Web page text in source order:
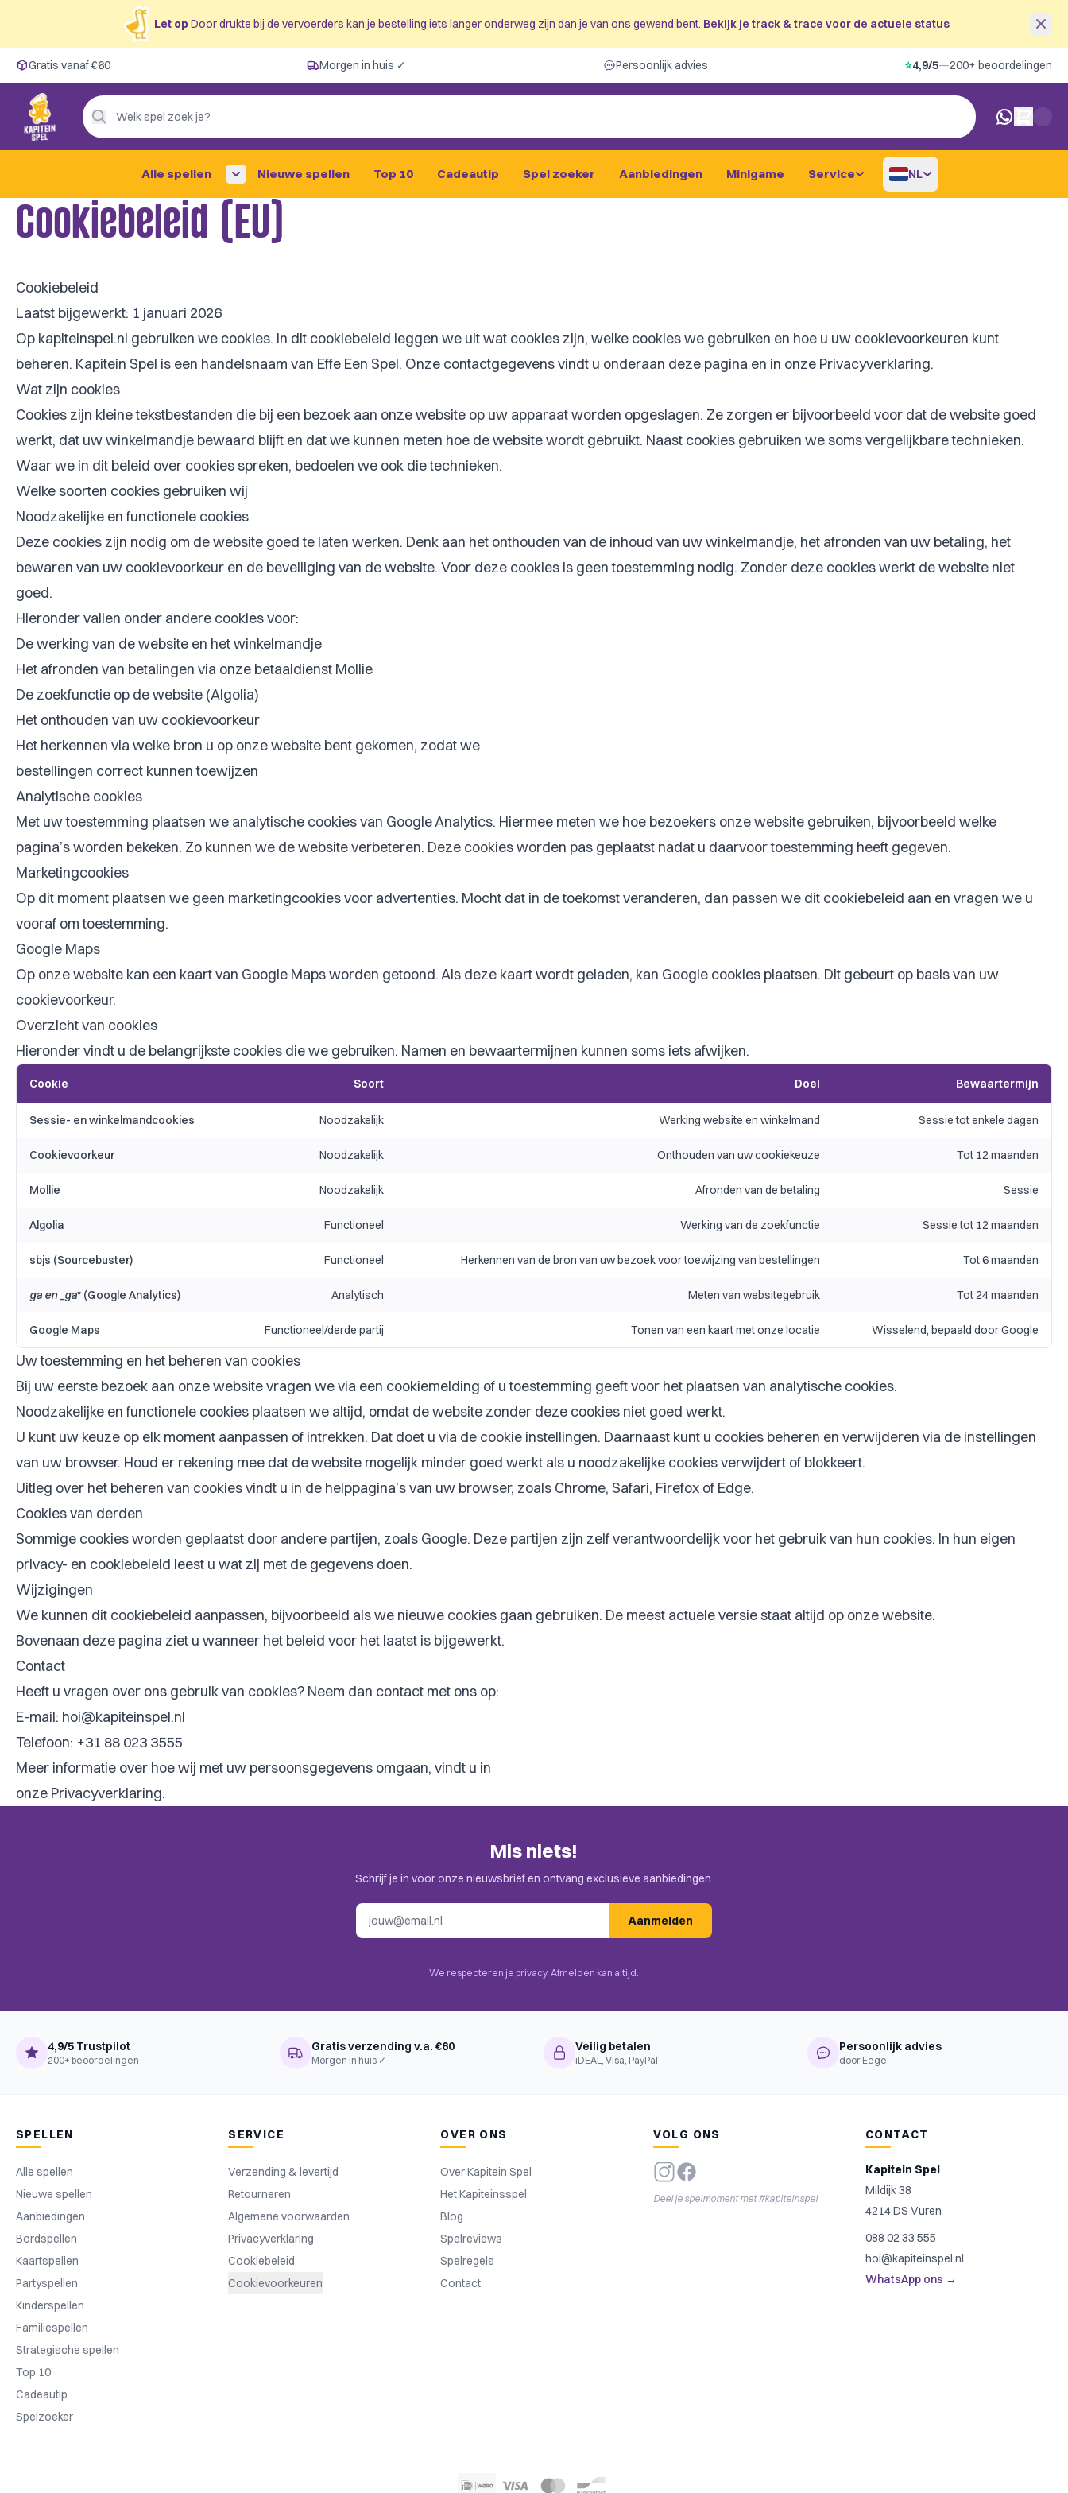
Let opDoor drukte bij de vervoerders kan je bestelling iets langer onderweg zijn dan je van ons gewend bent. Bekijk je track & trace voor de actuele status
Gratis vanaf €60
Morgen in huis ✓
Persoonlijk advies
4,9/5 —
200+ beoordelingen
Gratis vanaf €60 Morgen in huis ✓ Persoonlijk advies ⭐4,9/5—200+ beoordelingen
Welk spel zoek je?
0 artikelen
Alle spellen Nieuwe spellen Top 10 Cadeautip Spel zoeker Aanbiedingen Minigame Service NL
Cookiebeleid (EU)
Cookiebeleid
Laatst bijgewerkt: 1 januari 2026
Op kapiteinspel.nl gebruiken we cookies. In dit cookiebeleid leggen we uit wat cookies zijn, welke cookies we gebruiken en hoe u uw cookievoorkeuren kunt
beheren. Kapitein Spel is een handelsnaam van Effe Een Spel. Onze contactgegevens vindt u onderaan deze pagina en in onze Privacyverklaring.
Wat zijn cookies
Cookies zijn kleine tekstbestanden die bij een bezoek aan onze website op uw apparaat worden opgeslagen. Ze zorgen er bijvoorbeeld voor dat de website goed
werkt, dat uw winkelmandje bewaard blijft en dat we kunnen meten hoe de website wordt gebruikt. Naast cookies gebruiken we soms vergelijkbare technieken.
Waar we in dit beleid over cookies spreken, bedoelen we ook die technieken.
Welke soorten cookies gebruiken wij
Noodzakelijke en functionele cookies
Deze cookies zijn nodig om de website goed te laten werken. Denk aan het onthouden van de inhoud van uw winkelmandje, het afronden van uw betaling, het
bewaren van uw cookievoorkeur en de beveiliging van de website. Voor deze cookies is geen toestemming nodig. Zonder deze cookies werkt de website niet
goed.
Hieronder vallen onder andere cookies voor:
De werking van de website en het winkelmandje
Het afronden van betalingen via onze betaaldienst Mollie
De zoekfunctie op de website (Algolia)
Het onthouden van uw cookievoorkeur
Het herkennen via welke bron u op onze website bent gekomen, zodat we
bestellingen correct kunnen toewijzen
Analytische cookies
Met uw toestemming plaatsen we analytische cookies van Google Analytics. Hiermee meten we hoe bezoekers onze website gebruiken, bijvoorbeeld welke
pagina’s worden bekeken. Zo kunnen we de website verbeteren. Deze cookies worden pas geplaatst nadat u daarvoor toestemming heeft gegeven.
Marketingcookies
Op dit moment plaatsen we geen marketingcookies voor advertenties. Mocht dat in de toekomst veranderen, dan passen we dit cookiebeleid aan en vragen we u
vooraf om toestemming.
Google Maps
Op onze website kan een kaart van Google Maps worden getoond. Als deze kaart wordt geladen, kan Google cookies plaatsen. Dit gebeurt op basis van uw
cookievoorkeur.
Overzicht van cookies
Hieronder vindt u de belangrijkste cookies die we gebruiken. Namen en bewaartermijnen kunnen soms iets afwijken.
Cookie Soort Doel Bewaartermijn
Sessie- en winkelmandcookies Noodzakelijk Werking website en winkelmand Sessie tot enkele dagen
Cookievoorkeur Noodzakelijk Onthouden van uw cookiekeuze Tot 12 maanden
Mollie Noodzakelijk Afronden van de betaling Sessie
Algolia Functioneel Werking van de zoekfunctie Sessie tot 12 maanden
sbjs (Sourcebuster) Functioneel Herkennen van de bron van uw bezoek voor toewijzing van bestellingen Tot 6 maanden
ga en _ga* (Google Analytics) Analytisch Meten van websitegebruik Tot 24 maanden
Google Maps Functioneel/derde partij Tonen van een kaart met onze locatie Wisselend, bepaald door Google
Uw toestemming en het beheren van cookies
Bij uw eerste bezoek aan onze website vragen we via een cookiemelding of u toestemming geeft voor het plaatsen van analytische cookies.
Noodzakelijke en functionele cookies plaatsen we altijd, omdat de website zonder deze cookies niet goed werkt.
U kunt uw keuze op elk moment aanpassen of intrekken. Dat doet u via de cookie instellingen. Daarnaast kunt u cookies beheren en verwijderen via de instellingen
van uw browser. Houd er rekening mee dat de website mogelijk minder goed werkt als u noodzakelijke cookies verwijdert of blokkeert.
Uitleg over het beheren van cookies vindt u in de helppagina’s van uw browser, zoals Chrome, Safari, Firefox of Edge.
Cookies van derden
Sommige cookies worden geplaatst door andere partijen, zoals Google. Deze partijen zijn zelf verantwoordelijk voor het gebruik van hun cookies. In hun eigen
privacy- en cookiebeleid leest u wat zij met de gegevens doen.
Wijzigingen
We kunnen dit cookiebeleid aanpassen, bijvoorbeeld als we nieuwe cookies gaan gebruiken. De meest actuele versie staat altijd op onze website.
Bovenaan deze pagina ziet u wanneer het beleid voor het laatst is bijgewerkt.
Contact
Heeft u vragen over ons gebruik van cookies? Neem dan contact met ons op:
E-mail: hoi@kapiteinspel.nl
Telefoon: +31 88 023 3555
Meer informatie over hoe wij met uw persoonsgegevens omgaan, vindt u in
onze Privacyverklaring.
Mis niets!
Schrijf je in voor onze nieuwsbrief en ontvang exclusieve aanbiedingen.
Aanmelden
We respecteren je privacy. Afmelden kan altijd.
4,9/5 Trustpilot
200+ beoordelingen
Gratis verzending v.a. €60
Morgen in huis ✓
Veilig betalen
iDEAL, Visa, PayPal
Persoonlijk advies
door Eege
SPELLEN
Alle spellen
Nieuwe spellen
Aanbiedingen
Bordspellen
Kaartspellen
Partyspellen
Kinderspellen
Familiespellen
Strategische spellen
Top 10
Cadeautip
Spelzoeker
SERVICE
Verzending & levertijd
Retourneren
Algemene voorwaarden
Privacyverklaring
Cookiebeleid
Cookievoorkeuren
OVER ONS
Over Kapitein Spel
Het Kapiteinsspel
Blog
Spelreviews
Spelregels
Contact
VOLG ONS
Deel je spelmoment met #kapiteinspel
CONTACT
Kapitein Spel
Mildijk 38
4214 DS Vuren
088 02 33 555
hoi@kapiteinspel.nl
WhatsApp ons →